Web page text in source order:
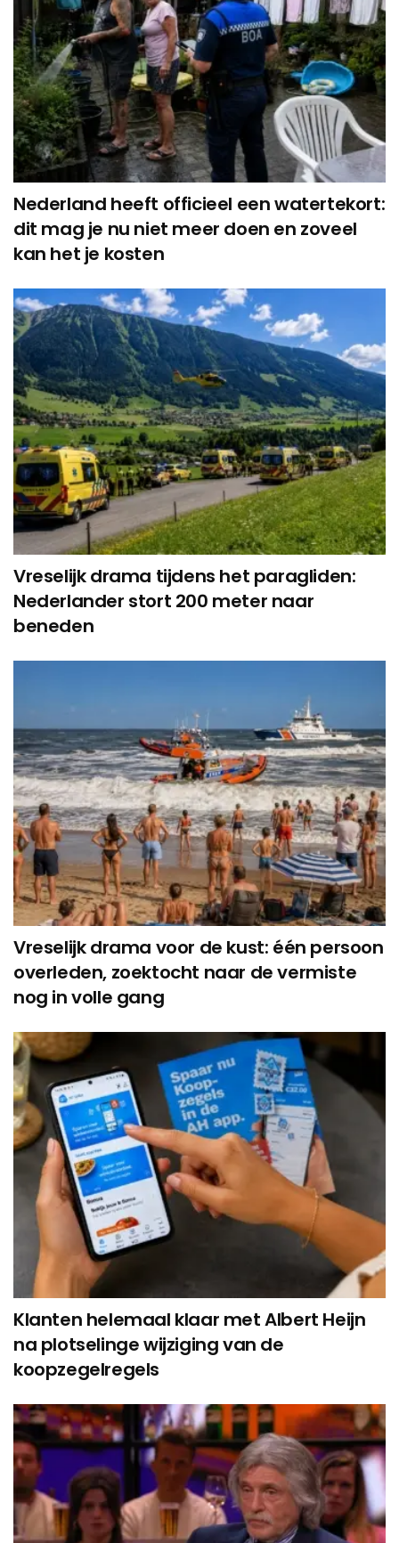
Nederland heeft officieel een watertekort:
dit mag je nu niet meer doen en zoveel
kan het je kosten
Vreselijk drama tijdens het paragliden:
Nederlander stort 200 meter naar
beneden
Vreselijk drama voor de kust: één persoon
overleden, zoektocht naar de vermiste
nog in volle gang
Klanten helemaal klaar met Albert Heijn
na plotselinge wijziging van de
koopzegelregels